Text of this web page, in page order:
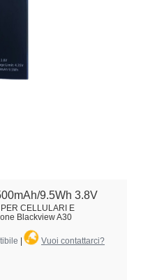
9.5Wh 3.8V
CELLULARI E
Blackview A30
Vuoi contattarci?